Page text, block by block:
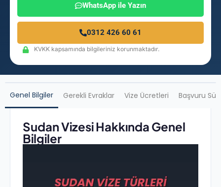
WhatsApp ile Yazın
0312 426 60 61
KVKK kapsamında bilgileriniz korunmaktadır.
Genel Bilgiler Gerekli Evraklar Vize Ücretleri Başvuru
Sudan Vizesi Hakkında Genel
Bilgiler